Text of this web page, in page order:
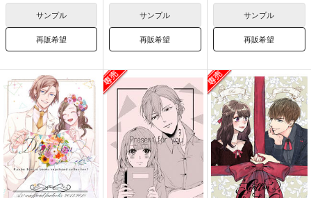
サンプル
再販希望
サンプル
再販希望
サンプル
再販希望